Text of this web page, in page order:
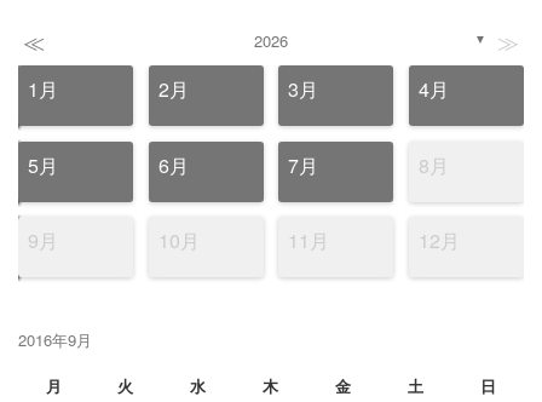
≪ 2026 ▼ ≫
1月 2月 3月 4月
5月 6月 7月 8月
9月 10月 11月 12月
2016年9月
月
火 水 木 金 土 日